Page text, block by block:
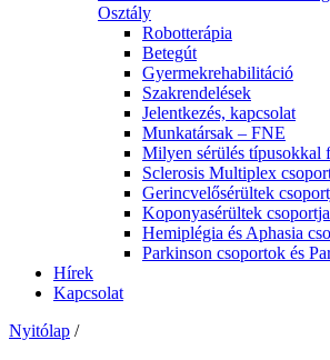
Osztály
Robotterápia
Betegút
Gyermekrehabilitáció
Szakrendelések
Jelentkezés, kapcsolat
Munkatársak – FNE
Milyen sérülés típusokkal
Sclerosis Multiplex
Gerincvelősérültek
Koponyasérültek csoportja
Hemiplégia és Aphasia
Parkinson csoportok és
Hírek
Kapcsolat
Nyitólap /